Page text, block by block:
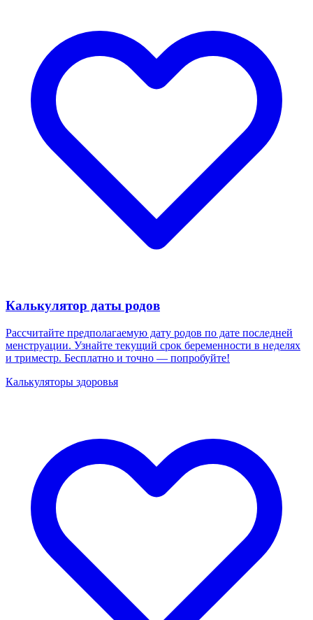
Калькулятор даты родов
Рассчитайте предполагаемую дату родов по дате последней
менструации. Узнайте текущий срок беременности в неделях
и триместр. Бесплатно и точно — попробуйте!
Калькуляторы здоровья